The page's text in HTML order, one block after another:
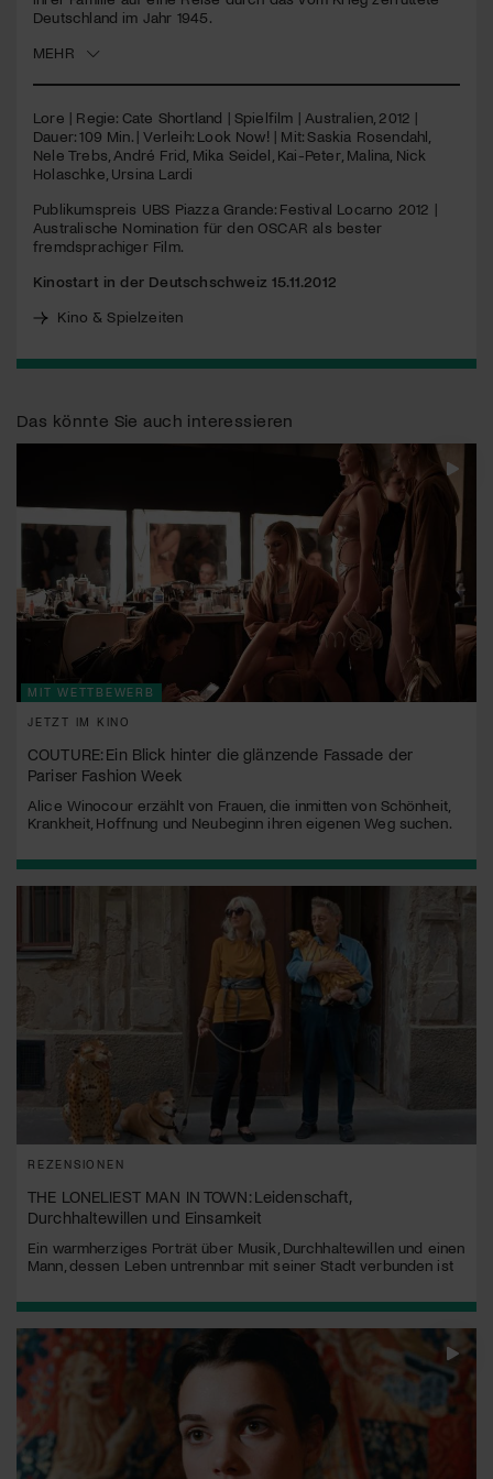
Deutschland im Jahr 1945.
MEHR
Lore | Regie: Cate Shortland | Spielfilm | Australien, 2012 |
Dauer: 109 Min. | Verleih: Look Now! | Mit: Saskia Rosendahl,
Nele Trebs, André Frid, Mika Seidel, Kai-Peter, Malina, Nick
Holaschke, Ursina Lardi
Publikumspreis UBS Piazza Grande: Festival Locarno 2012 |
Australische Nomination für denOSCAR als bester
fremdsprachiger Film.
Kinostart in der Deutschschweiz 15.11.2012
Kino & Spielzeiten
Das könnte Sie auch interessieren
MIT WETTBEWERB
JETZT IM KINO
COUTURE: Ein Blick hinter die glänzende Fassade der
Pariser Fashion Week
Alice Winocour erzählt von Frauen, die inmitten von Schönheit,
Krankheit, Hoffnung und Neubeginn ihren eigenen Weg suchen.
REZENSIONEN
THE LONELIEST MAN IN TOWN: Leidenschaft,
Durchhaltewillen und Einsamkeit
Ein warmherziges Porträt über Musik, Durchhaltewillen und einen
Mann, dessen Leben untrennbar mit seiner Stadt verbunden ist
Jetzt Mitglied werden